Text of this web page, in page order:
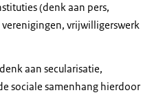
(denk aan pers,
vrijwilligerswerk
aan secularisatie,
sociale samenhang hierdoor